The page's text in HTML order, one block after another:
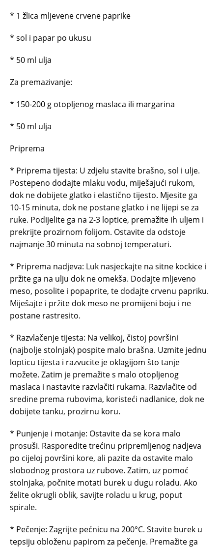
* 1 žlica mljevene crvene paprike
* sol i papar po ukusu
* 50 ml ulja
Za premazivanje:
* 150-200 g otopljenog maslaca ili margarina
* 50 ml ulja
Priprema
* Priprema tijesta: U zdjelu stavite brašno, sol i ulje.
Postepeno dodajte mlaku vodu, miješajući rukom,
dok ne dobijete glatko i elastično tijesto. Mjesite ga
10-15 minuta, dok ne postane glatko i ne lijepi se za
ruke. Podijelite ga na 2-3 loptice, premažite ih uljem i
prekrijte prozirnom folijom. Ostavite da odstoje
najmanje 30 minuta na sobnoj temperaturi.
* Priprema nadjeva: Luk nasjeckajte na sitne kockice i
pržite ga na ulju dok ne omekša. Dodajte mljeveno
meso, posolite i popaprite, te dodajte crvenu papriku.
Miješajte i pržite dok meso ne promijeni boju i ne
postane rastresito.
* Razvlačenje tijesta: Na velikoj, čistoj površini
(najbolje stolnjak) pospite malo brašna. Uzmite jednu
lopticu tijesta i razvucite je oklagijom što tanje
možete. Zatim je premažite s malo otopljenog
maslaca i nastavite razvlačiti rukama. Razvlačite od
sredine prema rubovima, koristeći nadlanice, dok ne
dobijete tanku, prozirnu koru.
* Punjenje i motanje: Ostavite da se kora malo
prosuši. Rasporedite trećinu pripremljenog nadjeva
po cijeloj površini kore, ali pazite da ostavite malo
slobodnog prostora uz rubove. Zatim, uz pomoć
stolnjaka, počnite motati burek u dugu roladu. Ako
želite okrugli oblik, savijte roladu u krug, poput
spirale.
* Pečenje: Zagrijte pećnicu na 200°C. Stavite burek u
tepsiju obloženu papirom za pečenje. Premažite ga